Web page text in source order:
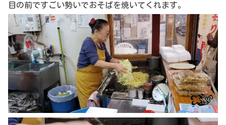
目の前ですごい勢いでおそばを焼いてくれます。